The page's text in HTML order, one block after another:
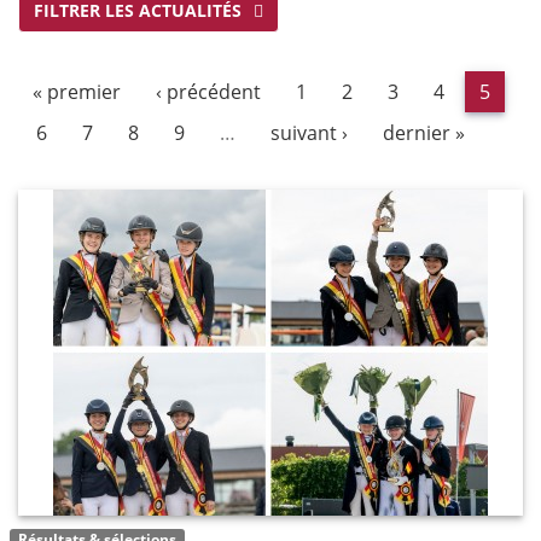
FILTRER LES ACTUALITÉS
« premier ‹ précédent 1 2 3 4
5
6
7 8 9 … suivant › dernier »